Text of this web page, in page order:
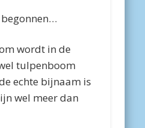
wordt in de
tulpenboom
echte bijnaam is
wel meer dan